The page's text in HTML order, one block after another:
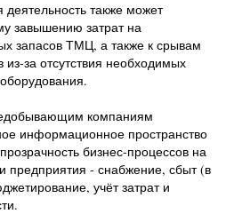
деятельность также может
завышению затрат на
запасов ТМЦ, а также к срывам
за отсутствия необходимых
компаниям
информационное пространство
бизнес-процессов на
предприятия - снабжение, сбыт (в
учёт затрат и